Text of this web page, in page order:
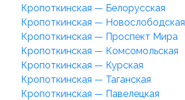
Кропоткинская — Белорусская
Кропоткинская — Новослободская
Кропоткинская — Проспект Мира
Кропоткинская — Комсомольская
Кропоткинская — Курская
Кропоткинская — Таганская
Кропоткинская — Павелецкая